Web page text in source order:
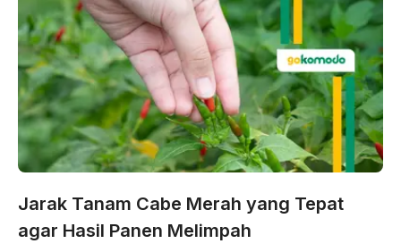
Jarak Tanam Cabe Merah yang Tepat
agar Hasil Panen Melimpah